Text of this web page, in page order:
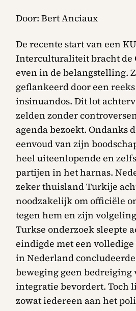
Door: Bert Anciaux
De recente start van een
Interculturaliteit bracht de
even in de belangstelling.
geflankeerd door een reeks
insinuandos. Dit lot
zelden zonder
agenda bezoekt. Ondanks
eenvoud van zijn
heel uiteenlopende en
partijen in het harnas.
zeker thuisland Turkije
noodzakelijk om officiële
tegen hem en zijn
Turkse onderzoek sleepte
eindigde met een
in Nederland
beweging geen bedreiging
integratie bevordert. Toch
zowat iedereen aan het